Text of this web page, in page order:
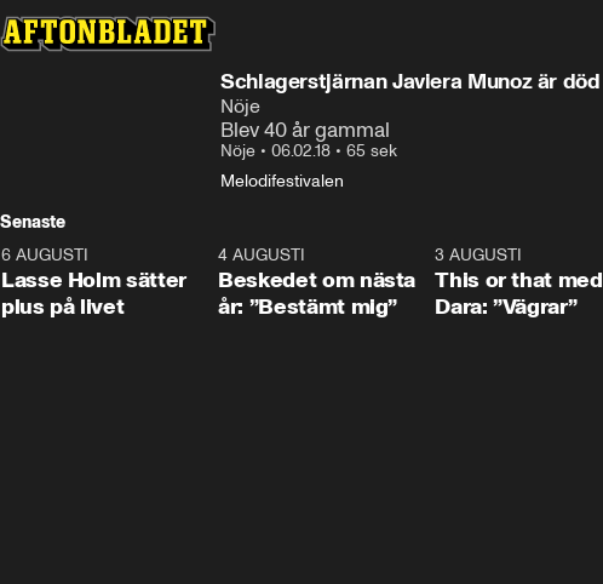
Schlagerstjärnan Javiera Munoz är död
Nöje
Blev 40 år gammal
Nöje • 06.02.18 • 65 sek
Melodifestivalen
Senaste
1:04
6 AUGUSTI
Lasse Holm sätter
plus på livet
0:24
4 AUGUSTI
Beskedet om nästa
år: ”Bestämt mig”
3 AUGUSTI
This or that med
Dara: ”Vägrar”